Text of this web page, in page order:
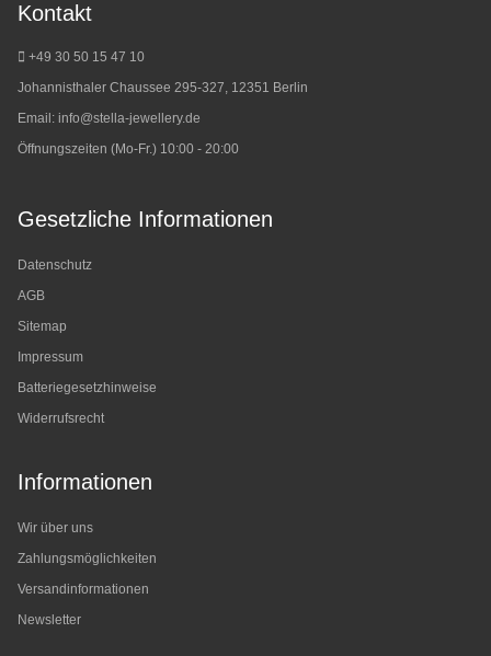
Kontakt
+49 30 50 15 47 10
Johannisthaler Chaussee 295-327, 12351 Berlin
Email: info@stella-jewellery.de
Öffnungszeiten (Mo-Fr.) 10:00 - 20:00
Gesetzliche Informationen
Datenschutz
AGB
Sitemap
Impressum
Batteriegesetzhinweise
Widerrufsrecht
Informationen
Wir über uns
Zahlungsmöglichkeiten
Versandinformationen
Newsletter